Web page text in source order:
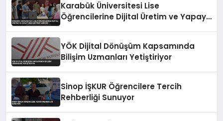
Karabük Üniversitesi Lise
Öğrencilerine Dijital Üretim ve Yapay
YÖK Dijital Dönüşüm Kapsamında
Bilişim Uzmanları Yetiştiriyor
Sinop İŞKUR Öğrencilere Tercih
Rehberliği Sunuyor